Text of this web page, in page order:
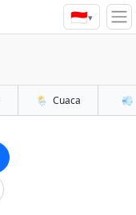
🇮🇩▾
🌦️ Cuaca 💨